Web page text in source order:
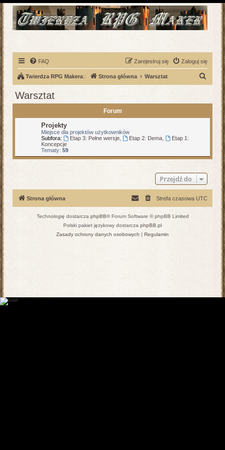
FAQ Zaloguj się
Zarejestruj się
Twierdza RPG Makera:: Strona główna Warsztat
Warsztat
Forum
Projekty
Miejsce dla projektów użytkowników
Subfora:
Etap 3: Pełne wersje, Etap 2: Dema,
Etap 1:
Koncepcje
Tematy: 59
Przejdź do
Strona główna Strefa czasowa UTC
Technologię dostarcza phpBB® Forum Software © phpBB Limited
Polski pakiet językowy dostarcza phpBB.pl
Zasady ochrony danych osobowych | Regulamin